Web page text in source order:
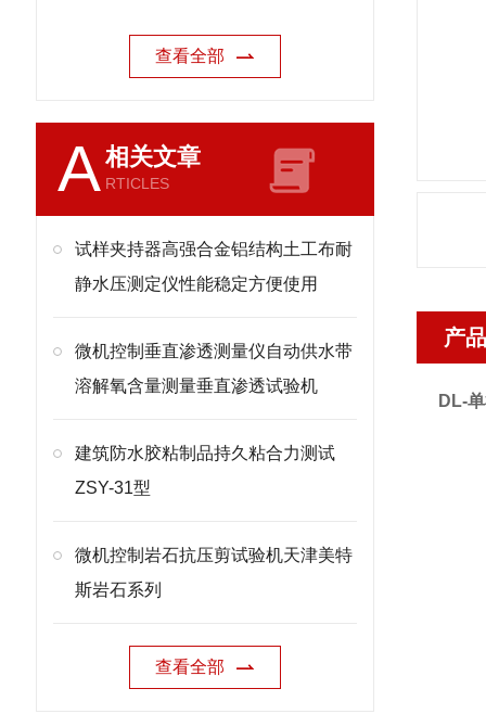
查看全部
A相关文章
RTICLES
试样夹持器高强合金铝结构土工布耐
静水压测定仪性能稳定方便使用
微机控制垂直渗透测量仪自动供水带
溶解氧含量测量垂直渗透试验机
建筑防水胶粘制品持久粘合力测试
ZSY-31型
微机控制岩石抗压剪试验机天津美特
斯岩石系列
查看全部
产
DL-